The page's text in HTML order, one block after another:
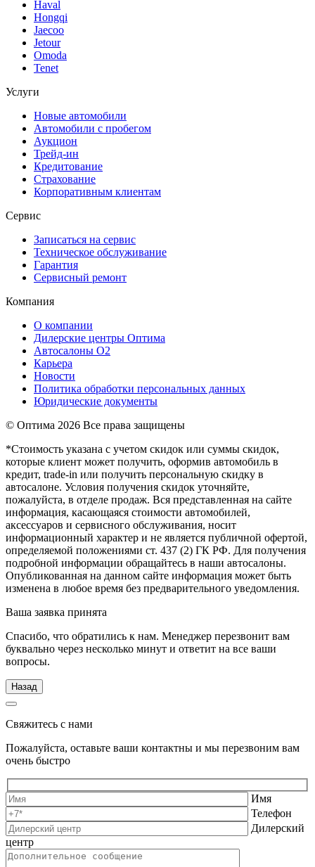
Haval
Hongqi
Jaecoo
Jetour
Omoda
Tenet
Услуги
Новые автомобили
Автомобили с пробегом
Аукцион
Трейд-ин
Кредитование
Страхование
Корпоративным клиентам
Сервис
Записаться на сервис
Техническое обслуживание
Гарантия
Сервисный ремонт
Компания
О компании
Дилерские центры Оптима
Автосалоны О2
Карьера
Новости
Политика обработки персональных данных
Юридические документы
© Оптима 2026 Все права защищены
*Стоимость указана с учетом скидок или суммы скидок,
которые клиент может получить, оформив автомобиль в
кредит, trade-in или получить персональную скидку в
автосалоне. Условия получения скидок уточняйте,
пожалуйста, в отделе продаж. Вся представленная на сайте
информация, касающаяся стоимости автомобилей,
аксессуаров и сервисного обслуживания, носит
информационный характер и не является публичной офертой,
определяемой положениями ст. 437 (2) ГК РФ. Для получения
подробной информации обращайтесь в наши автосалоны.
Опубликованная на данном сайте информация может быть
изменена в любое время без предварительного уведомления.
Ваша заявка принята
Спасибо, что обратились к нам. Менеджер перезвонит вам
буквально через несколько минут и ответит на все ваши
вопросы.
Назад
Свяжитесь с нами
Пожалуйста, оставьте ваши контактны и мы перезвоним вам
очень быстро
Имя
Телефон
Дилерский
центр